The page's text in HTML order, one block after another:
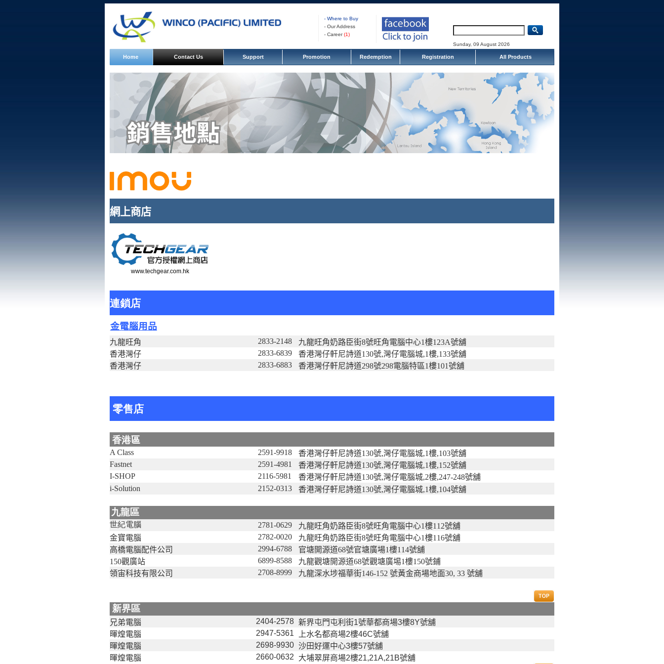
- Where to Buy
- Our Address
- Career(1)
Sunday, 09 August 2026
Home Contact Us Support Promotion Redemption Registration All Products
網上商店
www.techgear.com.hk
連鎖店
金電腦用品
九龍旺角 2833-2148
九龍旺角奶路臣街8號旺角電腦中心1樓123A號舖
香港灣仔
2833-6839
香港灣仔軒尼詩道130號,灣仔電腦城,1樓,133號舖
香港灣仔
2833-6883 香港灣仔軒尼詩道298號298電腦特區1樓101號舖
零售店
香港區
A Class 2591-9918
香港灣仔軒尼詩道130號,灣仔電腦城,1樓,103號舖
Fastnet
2591-4981
香港灣仔軒尼詩道130號,灣仔電腦城,1樓,152號舖
I-SHOP
2116-5981
香港灣仔軒尼詩道130號,灣仔電腦城,2樓,247-248號舖
i-Solution
2152-0313 香港灣仔軒尼詩道130號,灣仔電腦城,1樓,104號舖
九龍區
世紀電腦 2781-0629
九龍旺角奶路臣街8號旺角電腦中心1樓112號舖
金寶電腦
2782-0020
九龍旺角奶路臣街8號旺角電腦中心1樓116號舖
高橋電腦配件公司
2994-6788
官塘開源道68號官塘廣場1樓114號舖
150觀廣站
6899-8588
九龍觀塘開源道68號觀塘廣埸1樓150號鋪
領宙科技有限公司
2708-8999 九龍深水埗福華街146-152 號黃金商場地面30, 33 號舖
新界區
兄弟電腦 2404-2578 新界屯門屯利街1號華都商場3樓8Y號舖
暉煌電腦
2947-5361
上水名都商場2樓46C號舖
暉煌電腦
2698-9930
沙田好運中心3樓57號舖
暉煌電腦
2660-0632 大埔翠屏商場2樓21,21A,21B號舖